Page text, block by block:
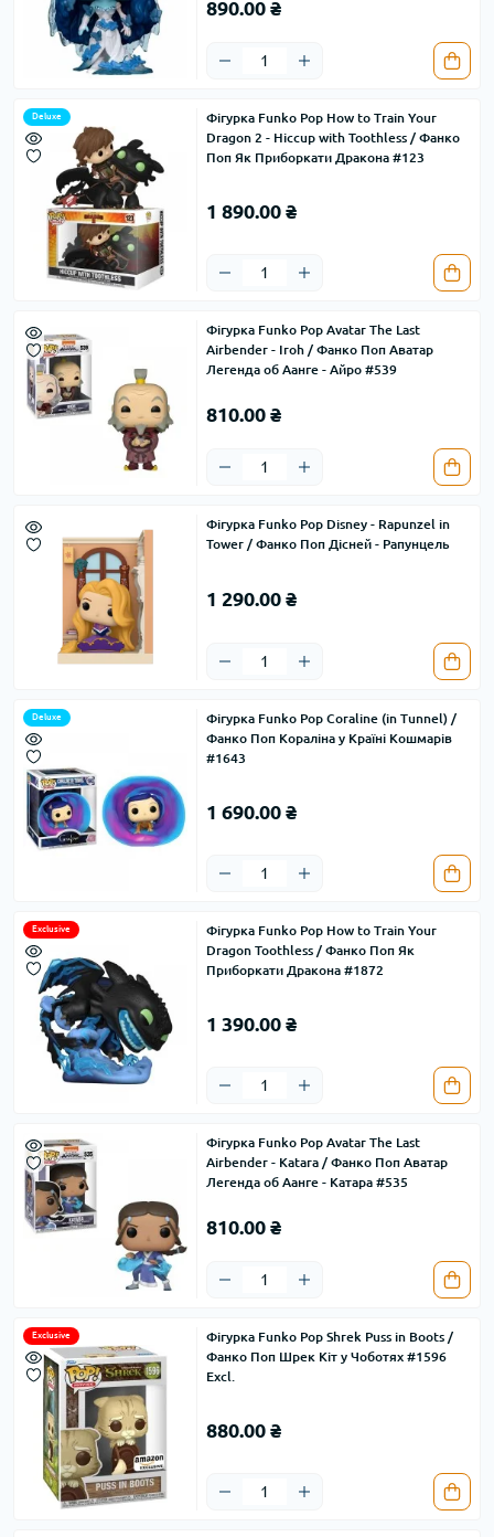
890.00 ₴
Deluxe
Фігурка Funko Pop How to Train Your
Dragon 2 - Hiccup with Toothless / Фанко
Поп Як Приборкати Дракона #123
1 890.00 ₴
Фігурка Funko Pop Avatar The Last
Airbender - Iroh / Фанко Поп Аватар
Легенда об Аанге - Айро #539
810.00 ₴
Фігурка Funko Pop Disney - Rapunzel in
Tower / Фанко Поп Дісней - Рапунцель
1 290.00 ₴
Deluxe
Фігурка Funko Pop Coraline (in Tunnel) /
Фанко Поп Кораліна у Країні Кошмарів
#1643
1 690.00 ₴
Exclusive
Фігурка Funko Pop How to Train Your
Dragon Toothless / Фанко Поп Як
Приборкати Дракона #1872
1 390.00 ₴
Фігурка Funko Pop Avatar The Last
Airbender - Katara / Фанко Поп Аватар
Легенда об Аанге - Катара #535
810.00 ₴
Exclusive
Фігурка Funko Pop Shrek Puss in Boots /
Фанко Поп Шрек Кіт у Чоботях #1596
Excl.
880.00 ₴